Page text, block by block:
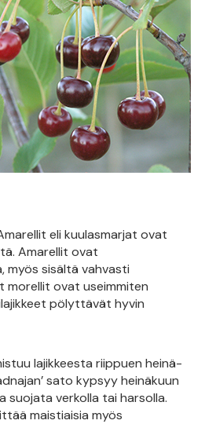
eli kuulasmarjat ovat
Amarellit ovat
myös sisältä vahvasti
morellit ovat useimmiten
pölyttävät hyvin
lajikkeesta riippuen heinä-
sato kypsyy heinäkuun
suojata verkolla tai harsolla.
maistiaisia myös